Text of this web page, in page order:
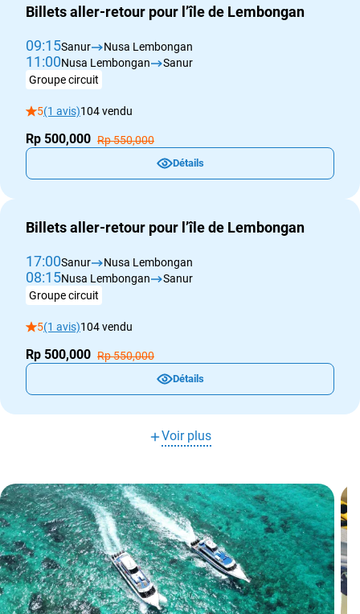
Billets aller-retour pour l’île de Lembongan
09:15Sanur Nusa Lembongan
11:00Nusa Lembongan
Sanur
Groupe circuit
5(1 avis)104 vendu
Rp 500,000 Rp 550,000
Détails
Billets aller-retour pour l’île de Lembongan
17:00Sanur Nusa Lembongan
08:15Nusa Lembongan
Sanur
Groupe circuit
5(1 avis)104 vendu
Rp 500,000 Rp 550,000
Détails
Voir plus